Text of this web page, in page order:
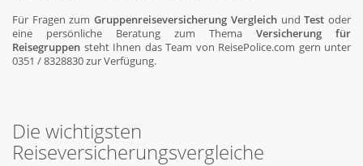
Für Fragen zumGruppenreiseversicherung VergleichundTest oder
eine persönliche Beratung zum Thema Versicherung für
Reisegruppen steht Ihnen das Team von ReisePolice.com gern unter
0351 / 8328830 zur Verfügung.
Die wichtigsten
Reiseversicherungsvergleiche